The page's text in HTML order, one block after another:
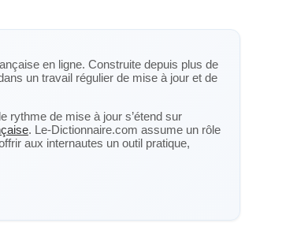
en ligne. Construite depuis plus de
un travail régulier de mise à jour et de
rythme de mise à jour s’étend sur
. Le-Dictionnaire.com assume un rôle
aux internautes un outil pratique,